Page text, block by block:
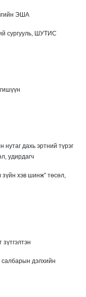
ЭША
сургууль, ШУТИС
дахь эртний түрэг
удирдагч
хэв шинж” төсөл,
дэлхийн